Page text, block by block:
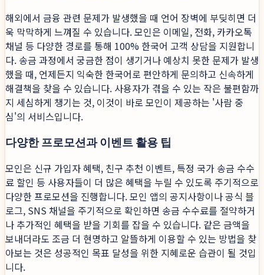
해외에서 금융 관련 문제가 발생했을 때 언어 장벽에 부딪히면 더
욱 막막하게 느껴질 수 있습니다. 모인은 이메일, 전화, 카카오톡
채널 등 다양한 경로를 통해 100% 한국어 고객 상담을 지원합니
다. 송금 과정에서 궁금한 점이 생기거나 예상치 못한 문제가 발생
했을 때, 언제든지 익숙한 한국어로 편안하게 문의하고 신속하게
해결책을 찾을 수 있습니다. 사용자가 겪을 수 있는 작은 불편함까
지 세심하게 챙기는 것, 이것이 바로 모인이 제공하는 '사람 중
심'의 서비스입니다.
다양한 프로모션과 이벤트 활용 팁
모인은 신규 가입자 혜택, 친구 추천 이벤트, 특정 국가 송금 수수
료 할인 등 사용자들이 더 많은 혜택을 누릴 수 있도록 주기적으로
다양한 프로모션을 진행합니다. 모인 앱의 공지사항이나 공식 블
로그, SNS 채널을 주기적으로 확인하면 송금 수수료를 절약하거
나 추가적인 혜택을 받을 기회를 잡을 수 있습니다. 같은 금액을
보내더라도 조금 더 현명하고 알뜰하게 이용할 수 있는 방법을 찾
아보는 것은 성공적인 목표 달성을 위한 지혜로운 습관이 될 것입
니다.